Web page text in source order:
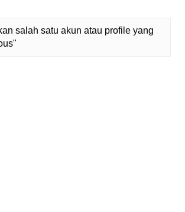
salah satu akun atau profile yang